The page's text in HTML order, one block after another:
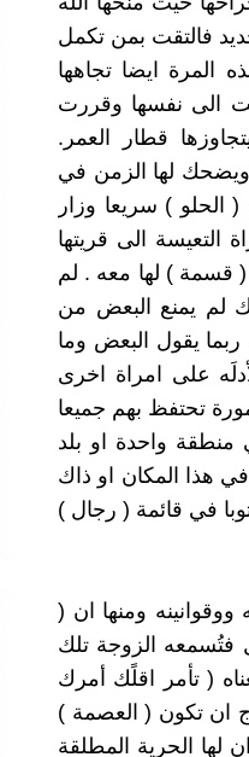
فالتقت بمن تكمل
ايضا تجاهها
الى نفسها وقررت
قطار العمر.
ويضحك لها الزمن في
) سريعا وزار
الى قريتها
( قسمة ) لها معه . لم
لم يمنع البعض من
ربما يقول البعض وما
على امراة اخرى
تحتفظ بهم جميعا
واحدة او بلد
هذا المكان او ذاك
في قائمة ( رجال )
ومنها ان (
فتُسمعه الزوجة تلك
( تأمر اقلًك أمرك
ان تكون ( العصمة )
لها الحرية المطلقة